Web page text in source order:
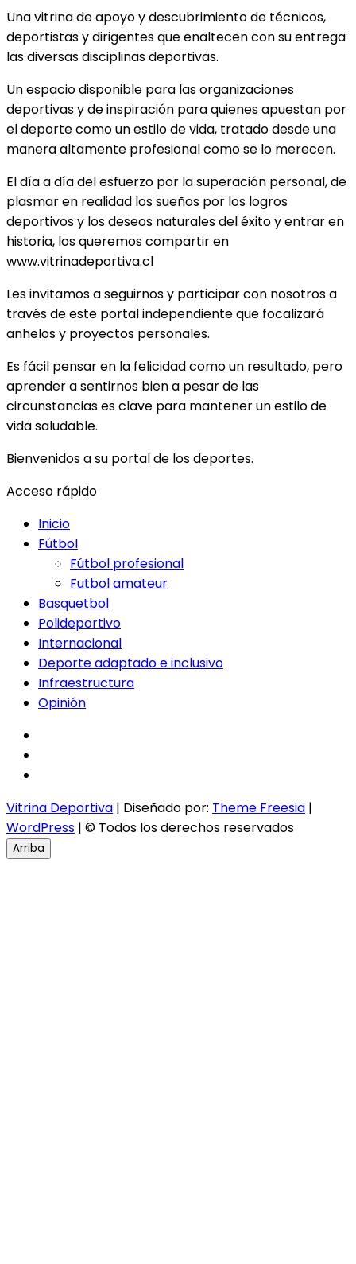
Una vitrina de apoyo y descubrimiento de técnicos,
deportistas y dirigentes que enaltecen con su entrega
las diversas disciplinas deportivas.
Un espacio disponible para las organizaciones
deportivas y de inspiración para quienes apuestan por
el deporte como un estilo de vida, tratado desde una
manera altamente profesional como se lo merecen.
El día a día del esfuerzo por la superación personal, de
plasmar en realidad los sueños por los logros
deportivos y los deseos naturales del éxito y entrar en
historia, los queremos compartir en
www.vitrinadeportiva.cl
Les invitamos a seguirnos y participar con nosotros a
través de este portal independiente que focalizará
anhelos y proyectos personales.
Es fácil pensar en la felicidad como un resultado, pero
aprender a sentirnos bien a pesar de las
circunstancias es clave para mantener un estilo de
vida saludable.
Bienvenidos a su portal de los deportes.
Acceso rápido
Inicio
Fútbol
Fútbol profesional
Futbol amateur
Basquetbol
Polideportivo
Internacional
Deporte adaptado e inclusivo
Infraestructura
Opinión
Vitrina Deportiva | Diseñado por: Theme Freesia |
WordPress | © Todos los derechos reservados
Arriba